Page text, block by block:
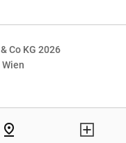
Co KG 2026
pin_drop